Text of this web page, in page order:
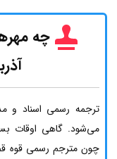
چه
ترجمه رسمی اسناد و
می‌شود. گاهی اوقات
چون مترجم رسمی قوه